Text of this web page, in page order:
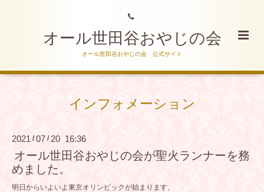
オール世田谷おやじの会
オール世田谷おやじの会 公式サイト
インフォメーション
2021 /07 / 20 16:36
オール世田谷おやじの会が聖火ランナーを務
めました。
明日からいよいよ東京オリンピックが始まります。